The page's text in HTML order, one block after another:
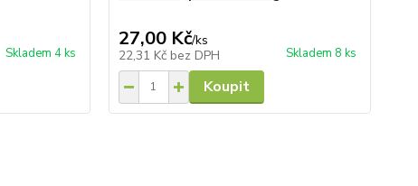
Skladem 4 ks
27,00 Kč/ks
22,31 Kč bez DPH Skladem 8 ks
Koupit